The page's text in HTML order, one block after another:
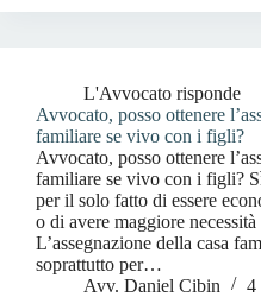
L'Avvocato risponde
Avvocato, posso ottenere
familiare se vivo con i figli?
Avvocato, posso ottenere
familiare se vivo con i figli?
per il solo fatto di essere
o di avere maggiore
L’assegnazione della casa
soprattutto per…
Avv. Daniel Cibin
4